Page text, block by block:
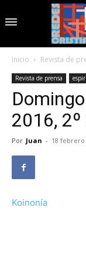
Inicio Revista de
Revista de prensa
2016,
Por Juan - 18 febrero
Koinonía